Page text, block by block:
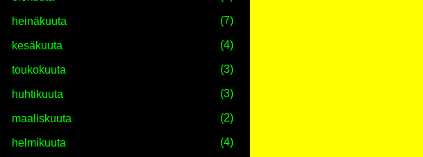
heinäkuuta 7
kesäkuuta 4
toukokuuta 3
huhtikuuta 3
maaliskuuta 2
helmikuuta 4